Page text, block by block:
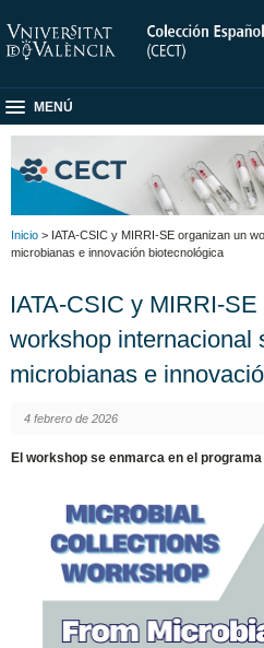
MENÚ
Inicio > IATA-CSIC y MIRRI-SE organizan un
microbianas e innovación biotecnológica
IATA-CSIC y MIRRI-
workshop internacional
microbianas e
4 febrero de 2026
El workshop se enmarca en el